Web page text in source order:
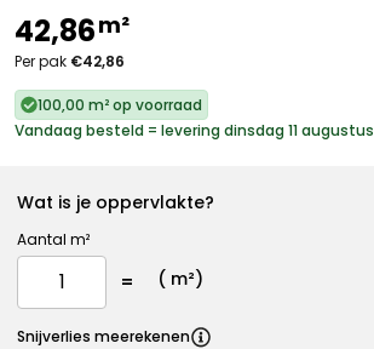
42,86m²
Per pak €42,86
100,00 m² op voorraad
Vandaag besteld = levering dinsdag 11 augustus
Wat is je oppervlakte?
Aantal m²
( m²)
Snijverlies meerekenen